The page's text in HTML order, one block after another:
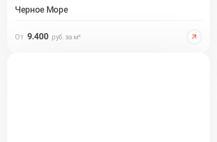
Черное Море
От 9.400 руб. за м²